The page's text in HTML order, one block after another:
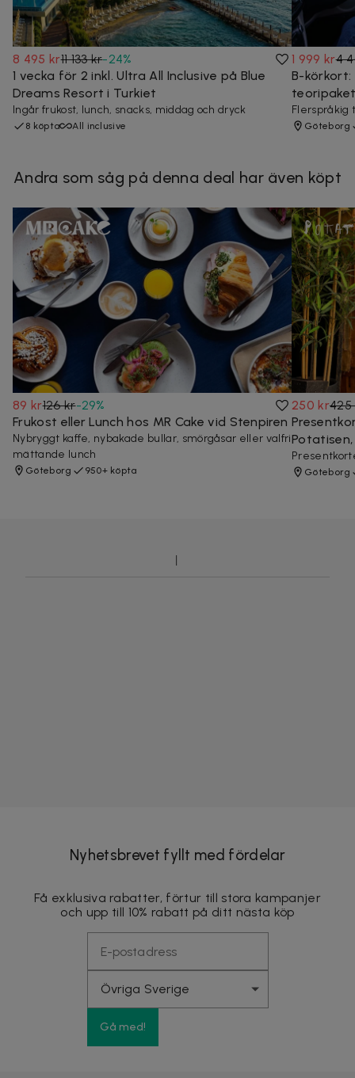
8 495 kr11 133 kr-24%
1 vecka för 2 inkl. Ultra All Inclusive på Blue
Dreams Resort i Turkiet
Ingår frukost, lunch, snacks, middag och dryck
8 köpta All inclusive
1 999 kr4
B-körkort:
Flerspråkig
Göteborg
Andra som såg på denna deal har även köpt
89 kr126 kr-29%
Frukost eller Lunch hos MR Cake vid Stenpiren
Nybryggt kaffe, nybakade bullar, smörgåsar eller valfri
mättande lunch
Göteborg 950+ köpta
250 kr425
Göteborg
Nyhetsbrevet fyllt med fördelar
Få exklusiva rabatter, förtur till stora kampanjer
och upp till 10% rabatt på ditt nästa köp
Gå med!